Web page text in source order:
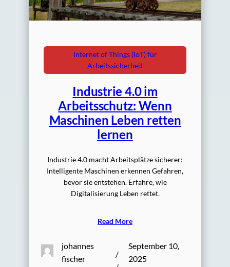
Internet of Things (IoT) für
Arbeitssicherheit
Industrie 4.0 im
Arbeitsschutz: Wenn
Maschinen Leben retten
lernen
Industrie 4.0 macht Arbeitsplätze sicherer:
Intelligente Maschinen erkennen Gefahren,
bevor sie entstehen. Erfahre, wie
Digitalisierung Leben rettet.
Read More
johannes
fischer
/
September 10,
2025